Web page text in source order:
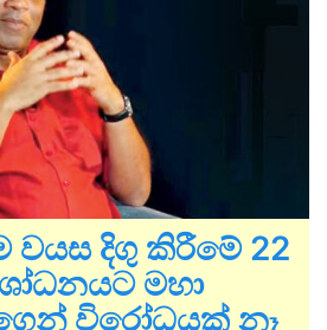
වයස දිගු කිරීමේ 22
මහා
විරෝධයක් නෑ